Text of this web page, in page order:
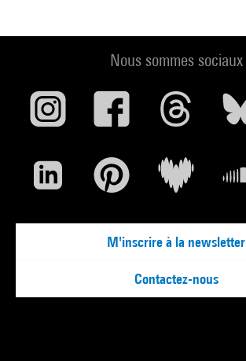
Nous sommes sociaux
M'inscrire à la newsletter
Contactez-nous